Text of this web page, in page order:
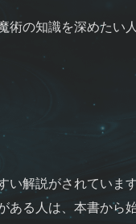
の知識を深めたい
解説がされていま
る人は、本書から